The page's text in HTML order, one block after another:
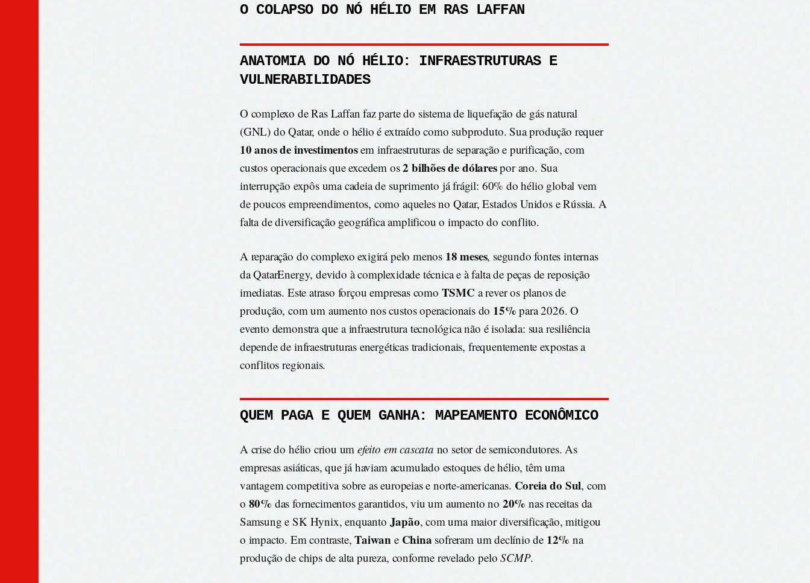
O COLAPSO DO NÓ HÉLIO EM RAS LAFFAN
ANATOMIA DO NÓ HÉLIO: INFRAESTRUTURAS E
VULNERABILIDADES
O complexo de Ras Laffan faz parte do sistema de liquefação de gás natural
(GNL) do Qatar, onde o hélio é extraído como subproduto. Sua produção requer
10 anos de investimentosem infraestruturas de separação e purificação, com
custos operacionais que excedem os2 bilhões de dólarespor ano. Sua
interrupção expôs uma cadeia de suprimento já frágil: 60% do hélio global vem
de poucos empreendimentos, como aqueles no Qatar, Estados Unidos e Rússia. A
falta de diversificação geográfica amplificou o impacto do conflito.
A reparação do complexo exigirá pelo menos 18 meses, segundo fontes internas
da QatarEnergy, devido à complexidade técnica e à falta de peças de reposição
imediatas. Este atraso forçou empresas como TSMC a rever os planos de
produção, com um aumento nos custos operacionais do 15% para 2026. O
evento demonstra que a infraestrutura tecnológica não é isolada: sua resiliência
depende de infraestruturas energéticas tradicionais, frequentemente expostas a
conflitos regionais.
QUEM PAGA E QUEM GANHA: MAPEAMENTO ECONÔMICO
A crise do hélio criou umefeito em cascata no setor de semicondutores. As
empresas asiáticas, que já haviam acumulado estoques de hélio, têm uma
vantagem competitiva sobre as europeias e norte-americanas. Coreia do Sul, com
o 80% das fornecimentos garantidos, viu um aumento no 20% nas receitas da
Samsung e SK Hynix, enquanto Japão, com uma maior diversificação, mitigou
o impacto. Em contraste,Taiwan e China sofreram um declínio de 12% na
produção de chips de alta pureza, conforme revelado peloSCMP.